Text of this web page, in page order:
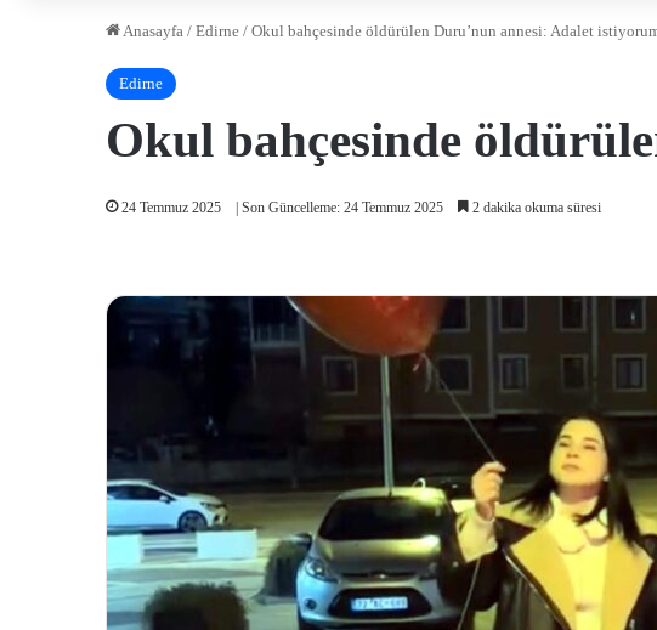
Anasayfa / Edirne / Okul bahçesinde öldürülen Duru’nun annesi: Adalet
Edirne
Okul bahçesinde
24 Temmuz 2025 | Son Güncelleme: 24 Temmuz 2025 2 dakika okuma süresi